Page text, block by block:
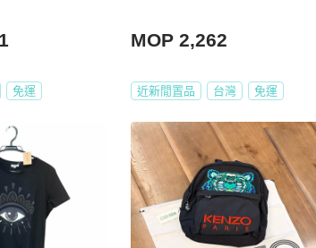
免運
MOP 2,262
近新閒置品 台灣 免運